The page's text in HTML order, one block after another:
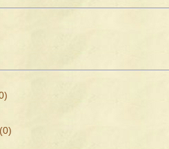
(0)